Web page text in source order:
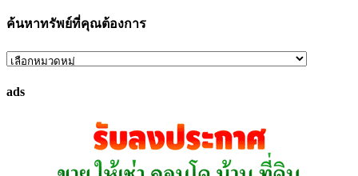
ค้นหาทรัพย์ที่คุณต้องการ
ค้นหา
ที่
ads